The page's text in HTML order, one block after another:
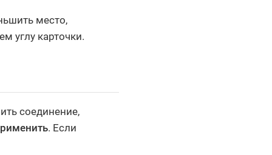
место,
углу карточки.
соединение,
. Если